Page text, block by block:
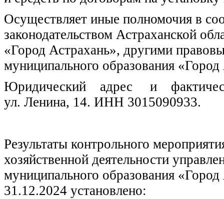
Осуществляет иные полномочия в
законодательством Астраханской
«Город Астрахань», другими
муниципального образования
Юридический адрес и
ул. Ленина, 14. ИНН 3015090933.
Результаты контрольного
хозяйственной деятельности
муниципального образования
31.12.2024 установлено: